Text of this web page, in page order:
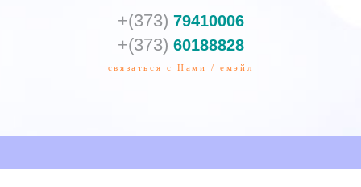
+(373) 79410006
+(373) 60188828
связаться с Нами / емэйл